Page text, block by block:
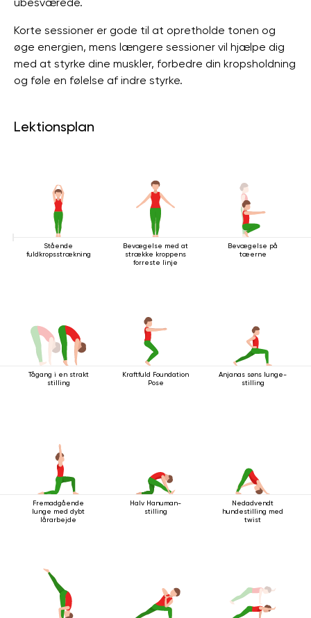
Korte sessioner er gode til at opretholde tonen og
øge energien, mens længere sessioner vil hjælpe dig
med at styrke dine muskler, forbedre din kropsholdning
og føle en følelse af indre styrke.
Lektionsplan
Stående
fuldkropsstrækning
Bevægelse med at
strække kroppens
forreste linje
Bevægelse på
tæerne
Tågang i en strakt
stilling
Kraftfuld Foundation
Pose
Anjanas søns lunge-
stilling
Fremadgående
lunge med dybt
lårarbejde
Halv Hanuman-
stilling
Nedadvendt
hundestilling med
twist